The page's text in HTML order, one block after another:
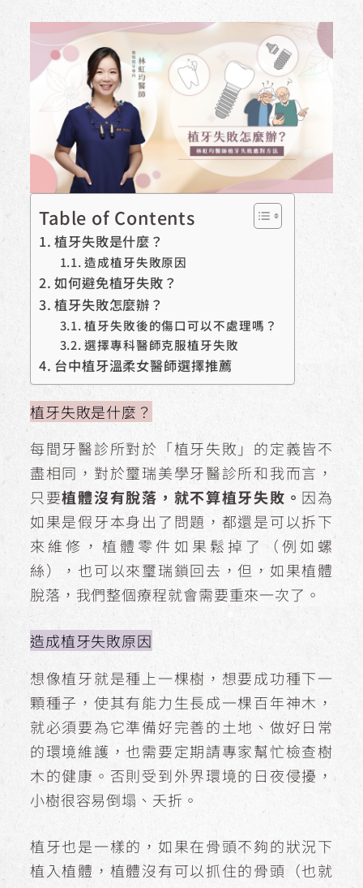
Table of Contents
植牙失敗是什麼？
造成植牙失敗原因
如何避免植牙失敗？
植牙失敗怎麼辦？
植牙失敗後的傷口可以不處理嗎？
選擇專科醫師克服植牙失敗
台中植牙溫柔女醫師選擇推薦
植牙失敗是什麼？
每間牙醫診所對於「植牙失敗」的定義皆不
盡相同，對於璽瑞美學牙醫診所和我而言，
只要植體沒有脫落，就不算植牙失敗。 因為
如果是假牙本身出了問題，都還是可以拆下
來維修，植體零件如果鬆掉了（例如螺
絲），也可以來璽瑞鎖回去，但，如果植體
脫落，我們整個療程就會需要重來一次了。
造成植牙失敗原因
想像植牙就是種上一棵樹，想要成功種下一
顆種子，使其有能力生長成一棵百年神木，
就必須要為它準備好完善的土地、做好日常
的環境維護，也需要定期請專家幫忙檢查樹
木的健康。否則受到外界環境的日夜侵擾，
小樹很容易倒塌、夭折。
植牙也是一樣的，如果在骨頭不夠的狀況下
植入植體，植體沒有可以抓住的骨頭（也就